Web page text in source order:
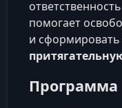
помогает
и сформировать
Программа